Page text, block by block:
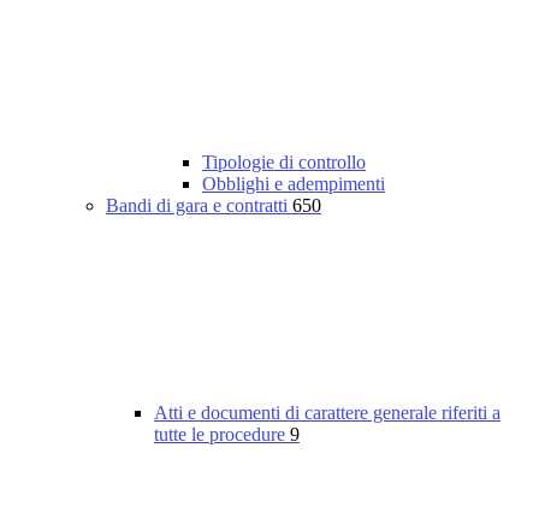
Tipologie di controllo
Obblighi e adempimenti
Bandi di gara e contratti 650
Atti e documenti di carattere generale riferiti a
tutte le procedure 9